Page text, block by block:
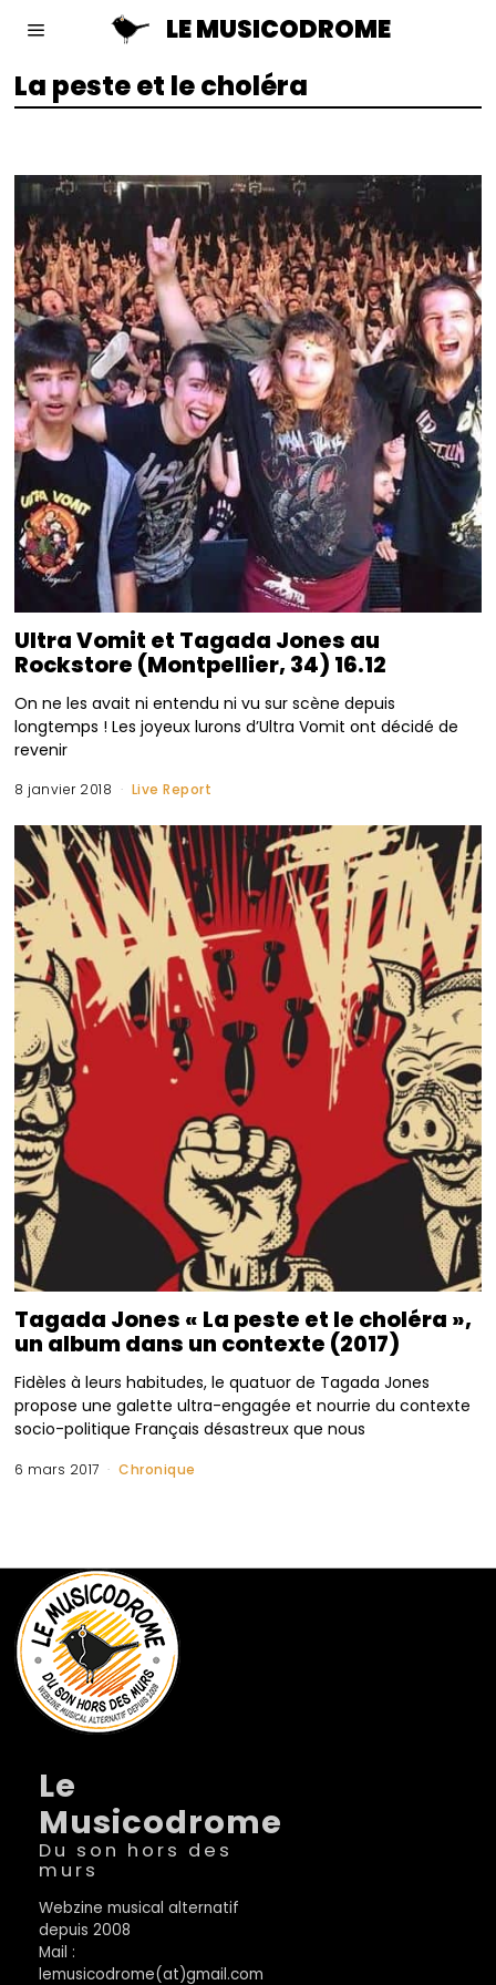
LE MUSICODROME
La peste et le choléra
Ultra Vomit et Tagada Jones au
Rockstore (Montpellier, 34) 16.12
On ne les avait ni entendu ni vu sur scène depuis
longtemps ! Les joyeux lurons d’Ultra Vomit ont décidé de
revenir
8 janvier 2018 Live Report
Tagada Jones « La peste et le choléra »,
un album dans un contexte (2017)
Fidèles à leurs habitudes, le quatuor de Tagada Jones
propose une galette ultra-engagée et nourrie du contexte
socio-politique Français désastreux que nous
6 mars 2017 Chronique
Le
Musicodrome
Du son hors des
murs
Webzine musical alternatif
depuis 2008
Mail :
lemusicodrome(at)gmail.com